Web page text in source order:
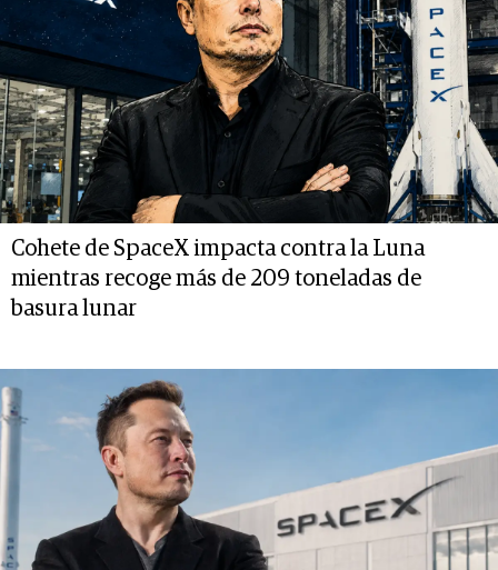
Cohete de SpaceX impacta contra la Luna
mientras recoge más de 209 toneladas de
basura lunar